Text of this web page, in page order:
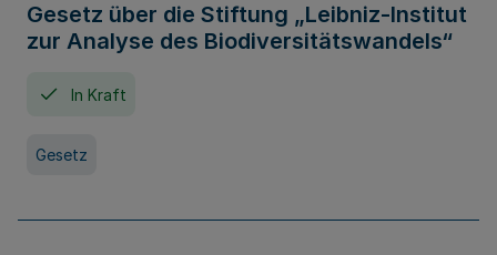
Gesetz über die Stiftung „Leibniz-Institut
zur Analyse des Biodiversitätswandels“
In Kraft
Gesetz